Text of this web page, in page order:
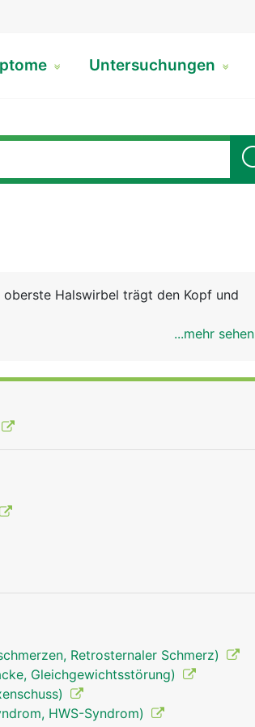
Untersuchungen
Halswirbel trägt den Kopf und
...mehr sehen
Retrosternaler Schmerz)
Gleichgewichtsstörung)
HWS-Syndrom)